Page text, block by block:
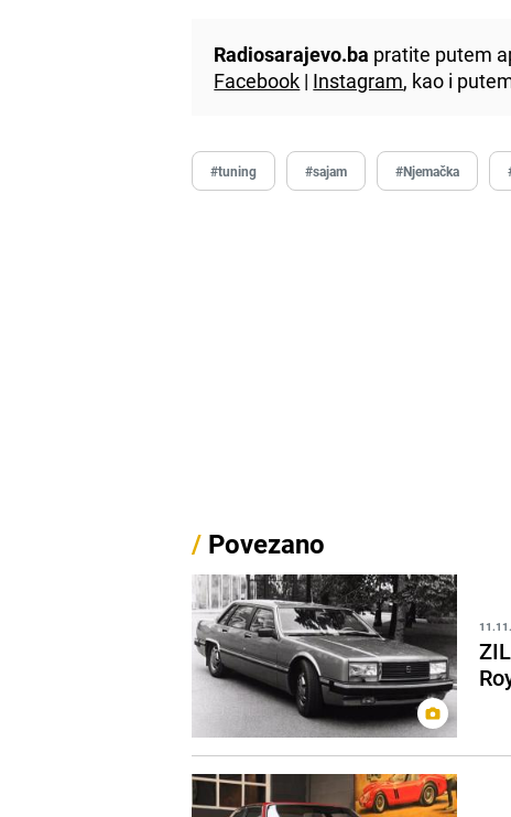
Radiosarajevo.ba pratite putem
Facebook | Instagram, kao i
#tuning #sajam #Njemačka
/ Povezano